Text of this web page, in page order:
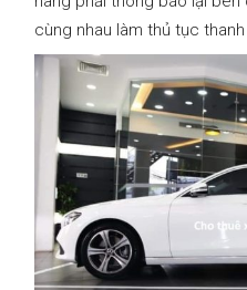
cùng nhau làm thủ tục